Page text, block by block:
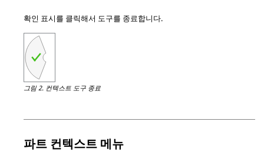
확인 표시를 클릭해서 도구를 종료합니다.
그림 2. 컨텍스트 도구 종료
파트 컨텍스트 메뉴